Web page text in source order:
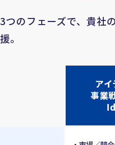
3つのフェーズで、貴社
援。
アイ
事業